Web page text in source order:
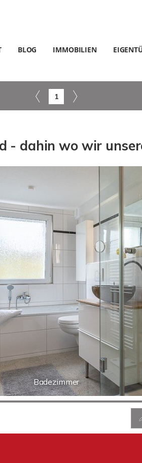
BLOG IMMOBILIEN
1
- dahin wo wir
Badezimmer